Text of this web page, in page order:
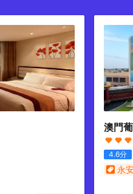
澳門
4.6分
永